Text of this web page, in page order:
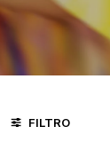
FILTRO